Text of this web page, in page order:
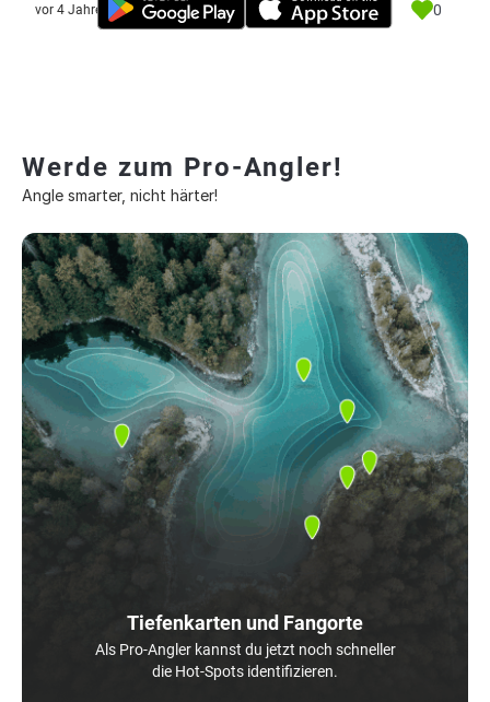
vor 4 Jahre 0
Werde zum Pro-Angler!
Angle smarter, nicht härter!
Tiefenkarten und Fangorte
Als Pro-Angler kannst du jetzt noch schneller
die Hot-Spots identifizieren.